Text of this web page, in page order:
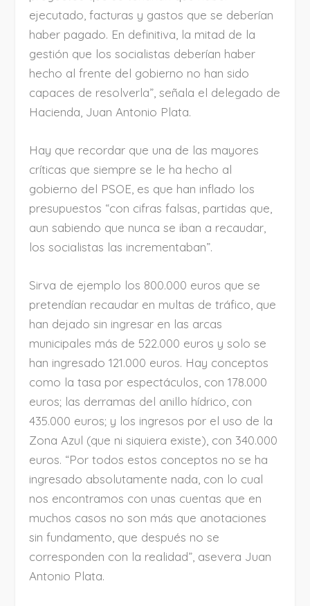
ejecutado, facturas y gastos que se deberían
haber pagado. En definitiva, la mitad de la
gestión que los socialistas deberían haber
hecho al frente del gobierno no han sido
capaces de resolverla”, señala el delegado de
Hacienda, Juan Antonio Plata.
Hay que recordar que una de las mayores
críticas que siempre se le ha hecho al
gobierno del PSOE, es que han inflado los
presupuestos “con cifras falsas, partidas que,
aun sabiendo que nunca se iban a recaudar,
los socialistas las incrementaban”.
Sirva de ejemplo los 800.000 euros que se
pretendían recaudar en multas de tráfico, que
han dejado sin ingresar en las arcas
municipales más de 522.000 euros y solo se
han ingresado 121.000 euros. Hay conceptos
como la tasa por espectáculos, con 178.000
euros; las derramas del anillo hídrico, con
435.000 euros; y los ingresos por el uso de la
Zona Azul (que ni siquiera existe), con 340.000
euros. “Por todos estos conceptos no se ha
ingresado absolutamente nada, con lo cual
nos encontramos con unas cuentas que en
muchos casos no son más que anotaciones
sin fundamento, que después no se
corresponden con la realidad”, asevera Juan
Antonio Plata.